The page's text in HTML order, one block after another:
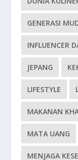
GENERASI
INFLUENCER
JEPANG
LIFESTYLE
MAKANAN
MATA UANG
MENJAGA